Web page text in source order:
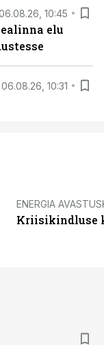
10:45
elu
06.08.26, 10:31
ENERGIA
Kriisikindluse